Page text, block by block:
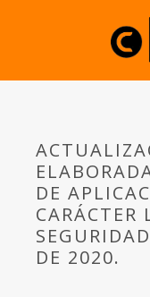
DE
CARÁCTER
DE 2020.